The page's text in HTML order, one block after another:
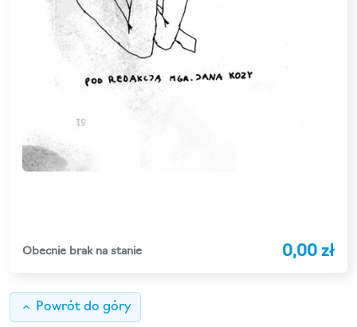
Obecnie brak na stanie 0,00 zł
keyboard_arrow_up Powrót do góry